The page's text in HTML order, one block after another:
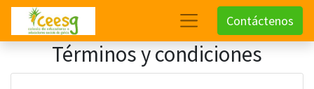
Contáctenos
Términos y condiciones